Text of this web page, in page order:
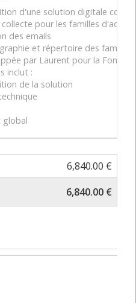
d'une solution digitale
pour les familles d'accueil
des emails
et répertoire des familles
par Laurent pour la
inclut :
de la solution
global
6,840.00 €
6,840.00 €